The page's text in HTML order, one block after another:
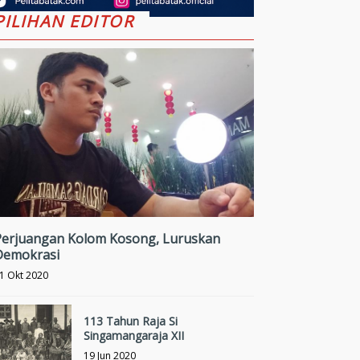
EDITOR
Kolom Kosong, Luruskan
Okt 2020
113 Tahun Raja Si
Singamangaraja XII
19 Jun 2020